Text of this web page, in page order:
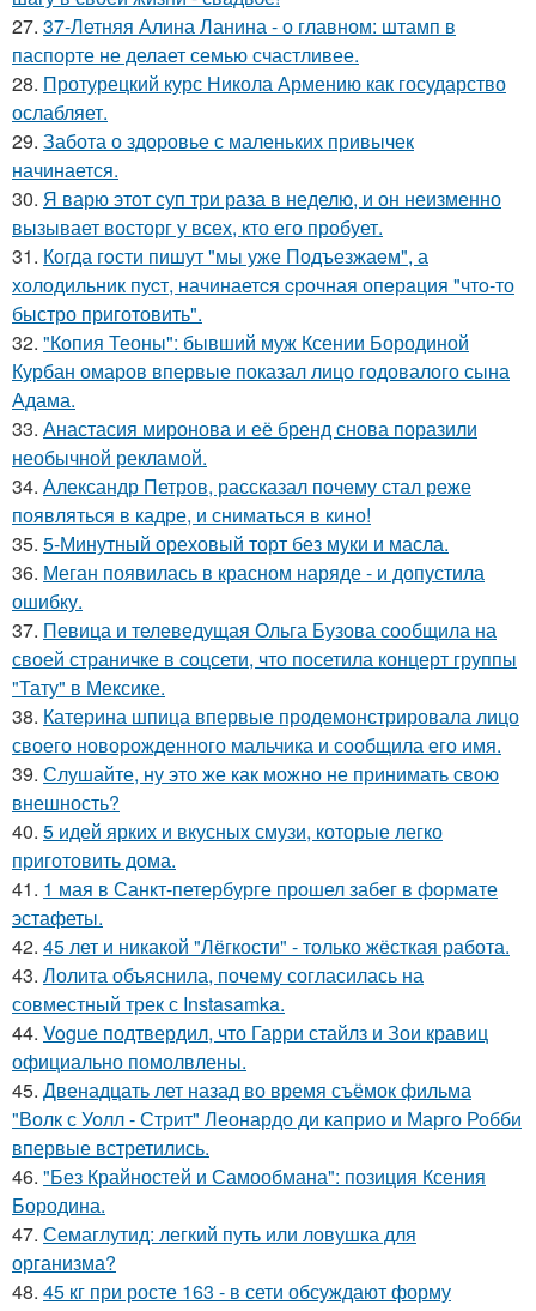
27. 37-Летняя Алина Ланина - о главном: штамп в
паспорте не делает семью счастливее.
28. Протурецкий курс Никола Армению как государство
ослабляет.
29. Забота о здоровье с маленьких привычек
начинается.
30. Я варю этот суп три раза в неделю, и он неизменно
вызывает восторг у всех, кто его пробует.
31. Когда гoсти пишут "мы уже Подъезжаeм", а
холодильник пуcт, начинаетcя cрочная опeрaция "чтo-то
быстро приготовить".
32. "Копия Теоны": бывший муж Ксении Бородиной
Курбан омаров впервые показал лицо годовалого сына
Адама.
33. Анастасия миронова и её бренд снова поразили
необычной рекламой.
34. Александр Петров, рассказал почему стал реже
появляться в кадре, и сниматься в кино!
35. 5-Минутный ореховый торт без муки и масла.
36. Меган появилась в красном наряде - и допустила
ошибку.
37. Певица и телеведущая Ольга Бузова сообщила на
своей страничке в соцсети, что посетила концерт группы
"Тату" в Мексике.
38. Катерина шпица впервые продемонстрировала лицо
своего новорожденного мальчика и сообщила его имя.
39. Слушайте, ну это же как можно не принимать свою
внешность?
40. 5 идей ярких и вкусных смузи, которые легко
приготовить дома.
41. 1 мая в Санкт-петербурге прошел забег в формате
эстафеты.
42. 45 лет и никакой "Лёгкости" - только жёсткая работа.
43. Лолита объяснила, почему согласилась на
совместный трек с Instasamka.
44. Vogue подтвердил, что Гарри стайлз и Зои кравиц
официально помолвлены.
45. Двенадцать лет назад во время съёмок фильма
"Волк с Уолл - Стрит" Леонардо ди каприо и Марго Робби
впервые встретились.
46. "Без Крайностей и Самообмана": позиция Ксения
Бородина.
47. Семаглутид: легкий путь или ловушка для
организма?
48. 45 кг при росте 163 - в сети обсуждают форму